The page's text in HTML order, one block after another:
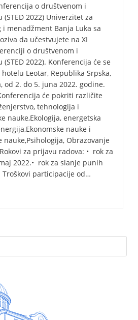
o društvenom i
2022) Univerzitet za
menadžment Banja Luka sa
da učestvujete na XI
o društvenom i
2022). Konferencija će se
Leotar, Republika Srpska,
od 2. do 5. juna 2022. godine.
će pokriti različite
tehnologija i
nauke,Ekologija, energetska
nauke i
nauke,Psihologija, Obrazovanje
za prijavu radova: • rok za
2022.• rok za slanje punih
Troškovi participacije od…